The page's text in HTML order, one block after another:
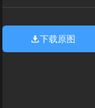
下载原图